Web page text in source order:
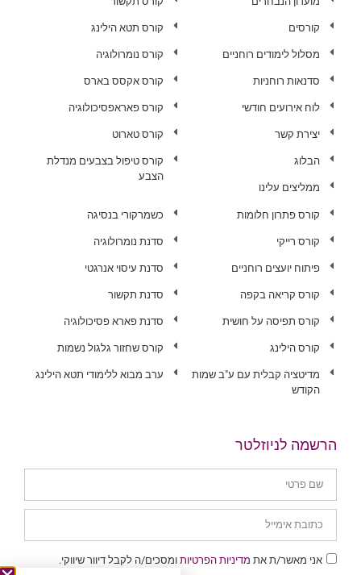
קורסים
מסלול לימודים רוחניים
סדנאות רוחניות
לוח אירועים חודשי
יצירת קשר
הבלוג
ממליצים עלינו
קורס תטא הילינג
קורס נומרולוגיה
קורס אקסס בארס
קורס פאראפסיכולוגיה
קורס טארוט
קורס טיפול בצבעים מנדלת
הצבע
קורס פתרון חלומות
קורס רייקי
פיתוח יועצים רוחניים
קורס קריאה בקפה
קורס תפיסה על חושית
קורס הילינג
מדיטציה קבלית עם ע"ב שמות
הקודש
כשמרקורי בנסיגה
סדנת נומרולוגיה
סדנת עיסוי אנרגטי
סדנת תקשור
סדנת פארא פסיכולוגיה
קורס שחזור גלגול נשמות
ערב מבוא ללימודי תטא הילינג
הרשמה לניוזלטר
אני מאשר/ת את מדיניות הפרטיות ומסכים/ה לקבל דיוור שיווקי.